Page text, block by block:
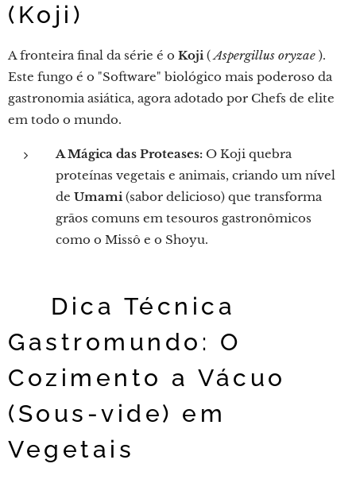
(Koji)
A fronteira final da série é o Koji(Aspergillus oryzae ).
Este fungo é o "Software" biológico mais poderoso da
gastronomia asiática, agora adotado por Chefs de elite
em todo o mundo.
A Mágica das Proteases: O Koji quebra
proteínas vegetais e animais, criando um nível
de Umami(sabor delicioso) que transforma
grãos comuns em tesouros gastronômicos
como o Missô e o Shoyu.
💡 Dica Técnica
Gastromundo: O
Cozimento a Vácuo
(Sous-vide) em
Vegetais